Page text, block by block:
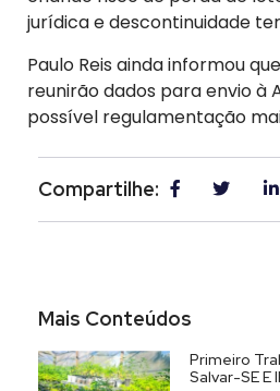
jurídica e descontinuidade
Paulo Reis ainda informou
reunirão dados para envio à
possível regulamentação
Compartilhe:
Mais Conteúdos
Primeiro
Salvar-SE E